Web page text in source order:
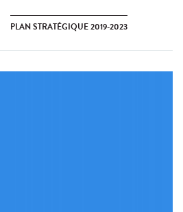
PLAN STRATÉGIQUE 2019-2023